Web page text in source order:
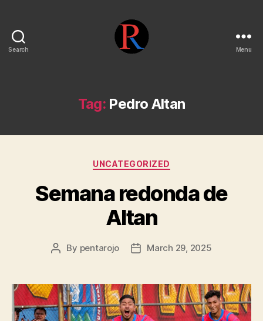
Search Menu
Tag: Pedro Altan
Categories
UNCATEGORIZED
Semana redonda de
Altan
Post
By pentarojo
PostMarch 29, 2025